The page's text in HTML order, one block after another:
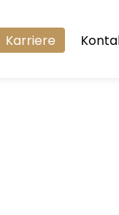
Karriere